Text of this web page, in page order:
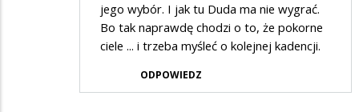
jego wybór. I jak tu Duda ma nie wygrać.
Bo tak naprawdę chodzi o to, że pokorne
ciele ... i trzeba myśleć o kolejnej kadencji.
ODPOWIEDZ